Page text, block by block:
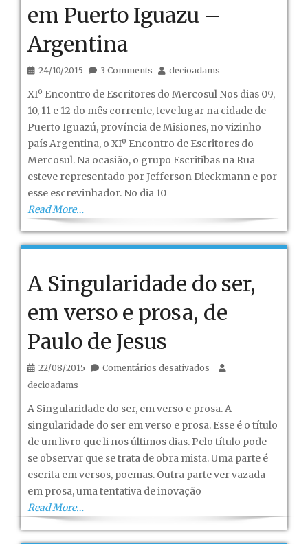
em Puerto Iguazu –
Argentina
24/10/2015 3 Comments decioadams
XIº Encontro de Escritores do Mercosul Nos dias 09,
10, 11 e 12 do mês corrente, teve lugar na cidade de
Puerto Iguazú, província de Misiones, no vizinho
país Argentina, o XIº Encontro de Escritores do
Mercosul. Na ocasião, o grupo Escritibas na Rua
esteve representado por Jefferson Dieckmann e por
esse escrevinhador. No dia 10
Read More…
A Singularidade do ser,
em verso e prosa, de
Paulo de Jesus
22/08/2015 Comentários desativados em
de
Paulo
decioadams
A Singularidade do ser, em verso e prosa. A
singularidade do ser em verso e prosa. Esse é o título
de um livro que li nos últimos dias. Pelo título pode-
se observar que se trata de obra mista. Uma parte é
escrita em versos, poemas. Outra parte ver vazada
em prosa, uma tentativa de inovação
Read More…